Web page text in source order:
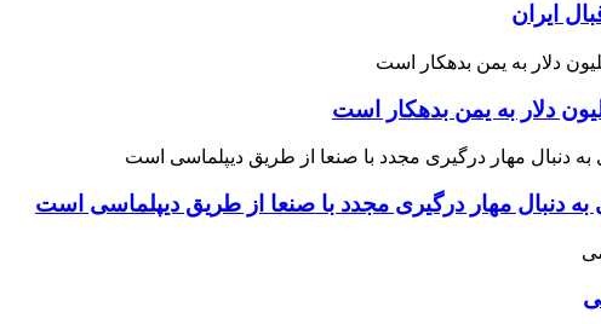
ایران
دلار به یمن بدهکار است
به دنبال مهار درگیری مجدد با صنعا از طریق دیپلماسی است